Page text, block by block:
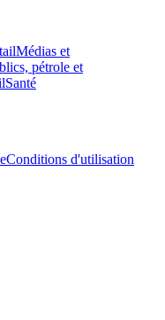
Médias et
pétrole et
Santé
Conditions d'utilisation